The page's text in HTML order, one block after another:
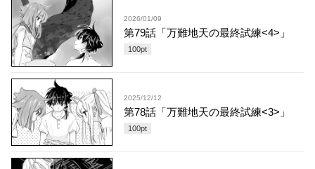
2026/01/09
第79話「万難地天の最終試練<4>」
100pt
2025/12/12
第78話「万難地天の最終試練<3>」
100pt